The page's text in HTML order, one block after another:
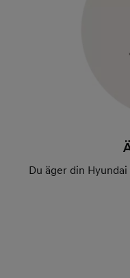
Du äger din